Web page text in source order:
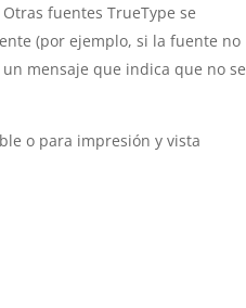
fuentes TrueType se
(por ejemplo, si la fuente no
mensaje que indica que no se
o para impresión y vista